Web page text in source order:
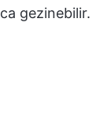
gezinebilir.